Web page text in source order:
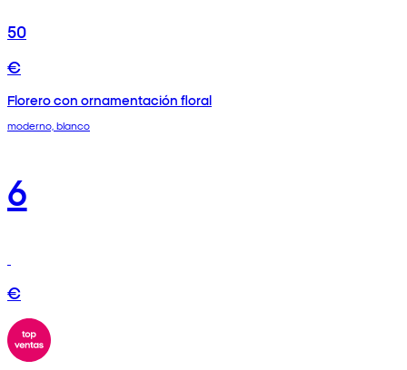
50
€
Florero con ornamentación floral
moderno, blanco
6
€